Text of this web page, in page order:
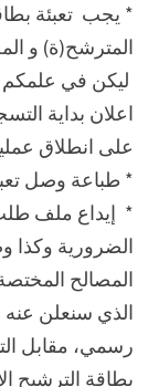
* يجب تعبئة
المترشح(ة) و
ليكن في علمكم
على انطلاق
* طباعة وصل
* إيداع ملف طلب
الضرورية وكذا
المصالح المختصة
الذي سنعلن عنه
رسمي، مقابل
بطاقة الترشيح